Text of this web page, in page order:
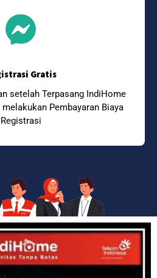
Gratis
setelah Terpasang IndiHome
Pembayaran Biaya
Registrasi